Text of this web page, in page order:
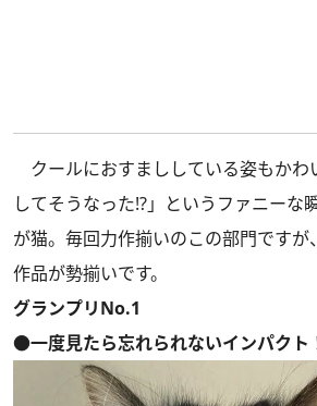
クールにおすまししている姿もかわ
してそうなった!?」というファニーな
が猫。毎回力作揃いのこの部門ですが
作品が勢揃いです。
グランプリNo.1
●一度見たら忘れられないインパクト